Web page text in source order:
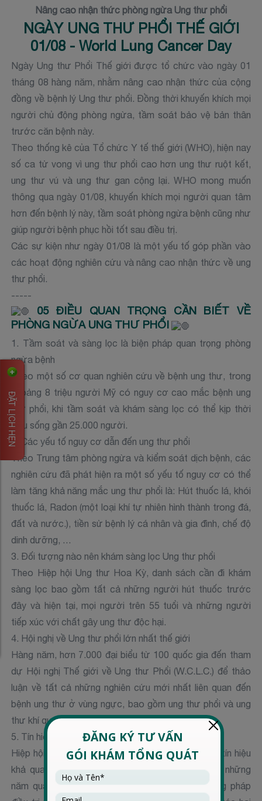
Nâng cao nhận thức phòng ngừa Ung thư phổi
NGÀY UNG THƯ PHỔI THẾ GIỚI
01/08 - World Lung Cancer Day
Ngày Ung thư Phổi Thế giới được tổ chức vào ngày 01
tháng 08 hàng năm, nhằm nâng cao nhận thức của cộng
đồng về bệnh lý Ung thư phổi. Đồng thời khuyến khích mọi
người chủ động phòng ngừa, tầm soát bảo vệ bản thân
trước căn bệnh này.
Theo thống kê của Tổ chức Y tế thế giới (WHO), hiện nay
số ca tử vong vì ung thư phổi cao hơn ung thư ruột kết,
ung thư vú và ung thư gan cộng lại. WHO mong muốn
thông qua ngày 01/08, khuyến khích mọi người quan tâm
hơn đến bệnh lý này, tầm soát phòng ngừa bệnh cũng như
giúp người bệnh phục hồi tốt sau điều trị.
Các sự kiện như ngày 01/08 là một yếu tố góp phần vào
các hoạt động nghiên cứu và nâng cao nhận thức về ung
thư phổi.
-----
05 ĐIỀU QUAN TRỌNG CẦN BIẾT VỀ
PHÒNG NGỪA UNG THƯ PHỔI
1. Tầm soát và sàng lọc là biện pháp quan trọng phòng
ngừa bệnh
Theo một số cơ quan nghiên cứu về bệnh ung thư, trong
khoảng 8 triệu người Mỹ có nguy cơ cao mắc bệnh ung
thư phổi, khi tầm soát và khám sàng lọc có thể kịp thời
cứu sống gần 25.000 người.
2. Các yếu tố nguy cơ dẫn đến ung thư phổi
Theo Trung tâm phòng ngừa và kiểm soát dịch bệnh, các
nghiên cứu đã phát hiện ra một số yếu tố nguy cơ có thể
làm tăng khả năng mắc ung thư phổi là: Hút thuốc lá, khói
thuốc lá, Radon (một loại khí tự nhiên hình thành trong đá,
đất và nước.), tiền sử bệnh lý cá nhân và gia đình, chế độ
dinh dưỡng, …
3. Đối tượng nào nên khám sàng lọc Ung thư phổi
Theo Hiệp hội Ung thư Hoa Kỳ, danh sách cần đi khám
sàng lọc bao gồm tất cả những người hút thuốc trước
đây và hiện tại, mọi người trên 55 tuổi và những người
tiếp xúc với chất gây ung thư độc hại.
4. Hội nghị về Ung thư phổi lớn nhất thế giới
Hàng năm, hơn 7.000 đại biểu từ 100 quốc gia đến tham
dự Hội nghị Thế giới về Ung thư Phổi (W.C.L.C.) để thảo
luận về tất cả những nghiên cứu mới nhất liên quan đến
bệnh ung thư ở vùng ngực, bao gồm ung thư phổi và ung
thư khí quản.
5. Tín hiệu khả quan:
Hiệp hội Ung thư Hoa Kỳ vừa báo cáo và đưa ra tín hiệu
khả quan. Tỷ lệ tử vong đã giảm đều đặn trong những
năm qua, chủ yếu là do các tiến bộ trong phương pháp
ĐẶT LỊCH HẸN